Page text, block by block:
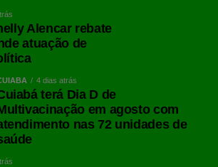
Alencar rebate
atuação de
4 dias atrás
terá Dia D de
em agosto com
nas 72 unidades de